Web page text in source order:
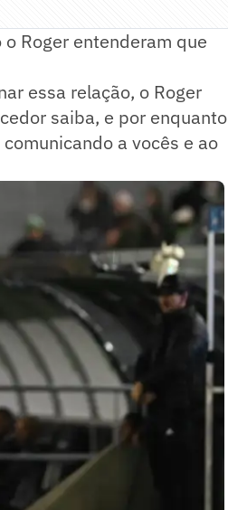
Roger entenderam que
essa relação, o Roger
saiba, e por enquanto
a vocês e ao